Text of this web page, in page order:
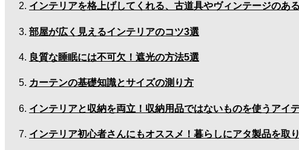
インテリアを格上げしてくれる、古道具やヴィンテージのある
部屋が広く見えるインテリアのコツ3選
良質な睡眠には不可欠！遮光の方法5選
カーテンの基礎知識とサイズの測り方
インテリアと収納を両立！収納用品ではないものを使うアイデ
インテリア初心者さんにもオススメ！暮らしにアタ製品を取